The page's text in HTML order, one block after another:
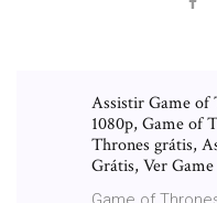
Assistir Game of
1080p, Game of
Thrones grátis,
Grátis, Ver